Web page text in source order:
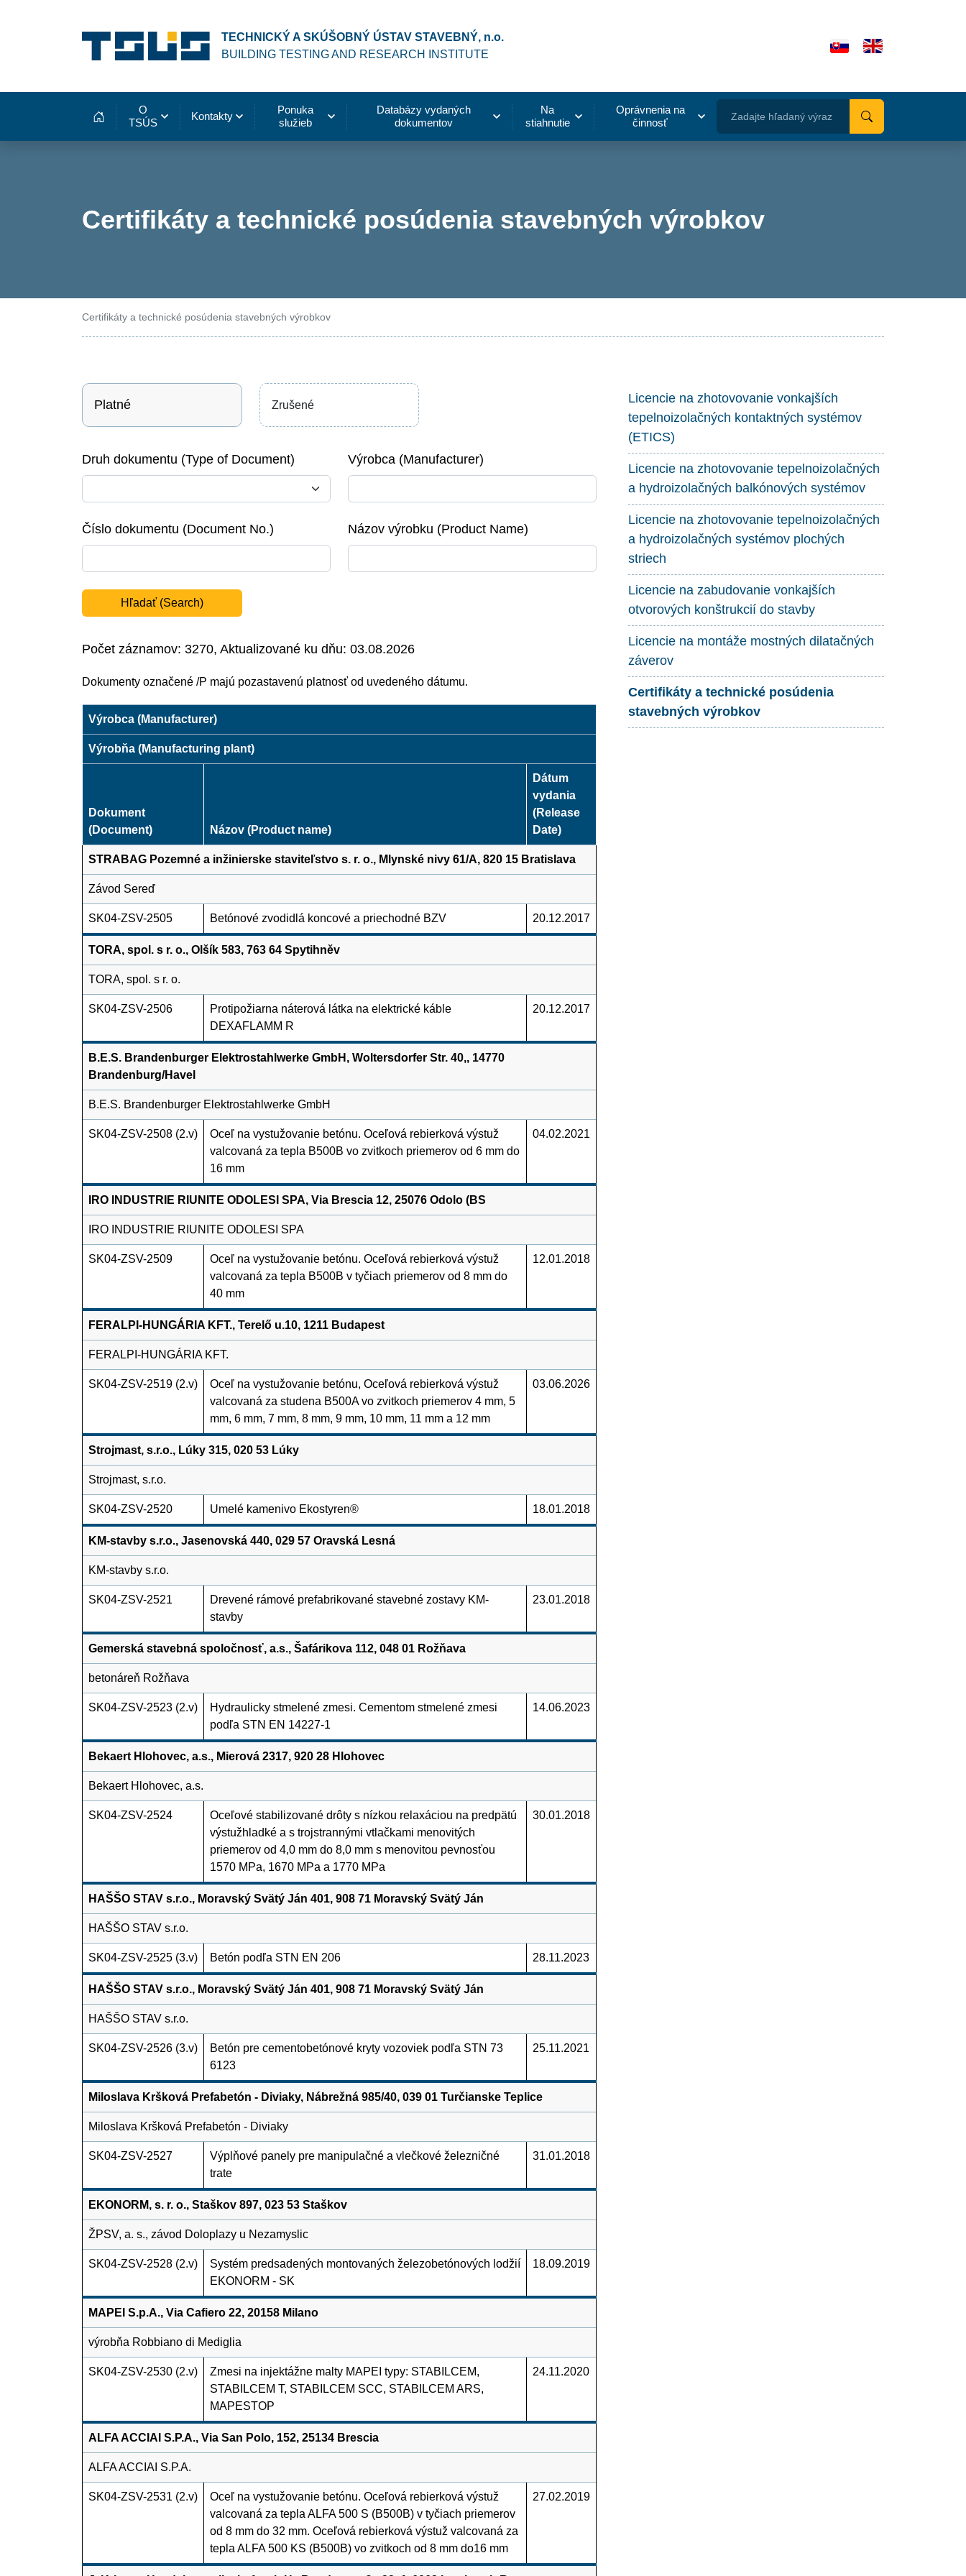
TECHNICKÝ A SKÚŠOBNÝ ÚSTAV STAVEBNÝ, n.o.
BUILDING TESTING AND RESEARCH INSTITUTE
Zadajte hľadaný výraz
Vyhľadať
Domov
O
TSÚS
Kontakty
Ponuka
služieb
Databázy vydaných
dokumentov
Na
stiahnutie
Oprávnenia na
činnosť
Certifikáty a technické posúdenia stavebných výrobkov
Certifikáty a technické posúdenia stavebných výrobkov
Platné Zrušené
Druh dokumentu (Type of Document) Výrobca (Manufacturer)
Číslo dokumentu (Document No.) Názov výrobku (Product Name)
Hľadať (Search)
Počet záznamov: 3270, Aktualizované ku dňu: 03.08.2026
Dokumenty označené /P majú pozastavenú platnosť od uvedeného dátumu.
Výrobca (Manufacturer)
Výrobňa (Manufacturing plant)
Dokument
(Document)
Názov (Product name)
Dátum
vydania
(Release
Date)
STRABAG Pozemné a inžinierske staviteľstvo s. r. o., Mlynské nivy 61/A, 820 15 Bratislava
Závod Sereď
SK04-ZSV-2505 Betónové zvodidlá koncové a priechodné BZV 20.12.2017
TORA, spol. s r. o., Olšík 583, 763 64 Spytihněv
TORA, spol. s r. o.
SK04-ZSV-2506
Protipožiarna náterová látka na elektrické káble
DEXAFLAMM R
20.12.2017
B.E.S. Brandenburger Elektrostahlwerke GmbH, Woltersdorfer Str. 40,, 14770
Brandenburg/Havel
B.E.S. Brandenburger Elektrostahlwerke GmbH
SK04-ZSV-2508 (2.v)
Oceľ na vystužovanie betónu. Oceľová rebierková výstuž
valcovaná za tepla B500B vo zvitkoch priemerov od 6 mm do
16 mm
04.02.2021
IRO INDUSTRIE RIUNITE ODOLESI SPA, Via Brescia 12, 25076 Odolo (BS
IRO INDUSTRIE RIUNITE ODOLESI SPA
SK04-ZSV-2509
Oceľ na vystužovanie betónu. Oceľová rebierková výstuž
valcovaná za tepla B500B v tyčiach priemerov od 8 mm do
40 mm
12.01.2018
FERALPI-HUNGÁRIA KFT., Terelő u.10, 1211 Budapest
FERALPI-HUNGÁRIA KFT.
SK04-ZSV-2519 (2.v)
Oceľ na vystužovanie betónu, Oceľová rebierková výstuž
valcovaná za studena B500A vo zvitkoch priemerov 4 mm, 5
mm, 6 mm, 7 mm, 8 mm, 9 mm, 10 mm, 11 mm a 12 mm
03.06.2026
Strojmast, s.r.o., Lúky 315, 020 53 Lúky
Strojmast, s.r.o.
SK04-ZSV-2520 Umelé kamenivo Ekostyren® 18.01.2018
KM-stavby s.r.o., Jasenovská 440, 029 57 Oravská Lesná
KM-stavby s.r.o.
SK04-ZSV-2521
Drevené rámové prefabrikované stavebné zostavy KM-
stavby
23.01.2018
Gemerská stavebná spoločnosť, a.s., Šafárikova 112, 048 01 Rožňava
betonáreň Rožňava
SK04-ZSV-2523 (2.v)
Hydraulicky stmelené zmesi. Cementom stmelené zmesi
podľa STN EN 14227-1
14.06.2023
Bekaert Hlohovec, a.s., Mierová 2317, 920 28 Hlohovec
Bekaert Hlohovec, a.s.
SK04-ZSV-2524
Oceľové stabilizované drôty s nízkou relaxáciou na predpätú
výstužhladké a s trojstrannými vtlačkami menovitých
priemerov od 4,0 mm do 8,0 mm s menovitou pevnosťou
1570 MPa, 1670 MPa a 1770 MPa
30.01.2018
HAŠŠO STAV s.r.o., Moravský Svätý Ján 401, 908 71 Moravský Svätý Ján
HAŠŠO STAV s.r.o.
SK04-ZSV-2525 (3.v) Betón podľa STN EN 206 28.11.2023
HAŠŠO STAV s.r.o., Moravský Svätý Ján 401, 908 71 Moravský Svätý Ján
HAŠŠO STAV s.r.o.
SK04-ZSV-2526 (3.v)
Betón pre cementobetónové kryty vozoviek podľa STN 73
6123
25.11.2021
Miloslava Kršková Prefabetón - Diviaky, Nábrežná 985/40, 039 01 Turčianske Teplice
Miloslava Kršková Prefabetón - Diviaky
SK04-ZSV-2527
Výplňové panely pre manipulačné a vlečkové železničné
trate
31.01.2018
EKONORM, s. r. o., Staškov 897, 023 53 Staškov
ŽPSV, a. s., závod Doloplazy u Nezamyslic
SK04-ZSV-2528 (2.v)
Systém predsadených montovaných železobetónových lodžií
EKONORM - SK
18.09.2019
MAPEI S.p.A., Via Cafiero 22, 20158 Milano
výrobňa Robbiano di Mediglia
SK04-ZSV-2530 (2.v)
Zmesi na injektážne malty MAPEI typy: STABILCEM,
STABILCEM T, STABILCEM SCC, STABILCEM ARS,
MAPESTOP
24.11.2020
ALFA ACCIAI S.P.A., Via San Polo, 152, 25134 Brescia
ALFA ACCIAI S.P.A.
SK04-ZSV-2531 (2.v)
Oceľ na vystužovanie betónu. Oceľová rebierková výstuž
valcovaná za tepla ALFA 500 S (B500B) v tyčiach priemerov
od 8 mm do 32 mm. Oceľová rebierková výstuž valcovaná za
tepla ALFA 500 KS (B500B) vo zvitkoch od 8 mm do16 mm
27.02.2019
Licencie na zhotovovanie vonkajších
tepelnoizolačných kontaktných systémov
(ETICS)
Licencie na zhotovovanie tepelnoizolačných
a hydroizolačných balkónových systémov
Licencie na zhotovovanie tepelnoizolačných
a hydroizolačných systémov plochých
striech
Licencie na zabudovanie vonkajších
otvorových konštrukcií do stavby
Licencie na montáže mostných dilatačných
záverov
Certifikáty a technické posúdenia
stavebných výrobkov